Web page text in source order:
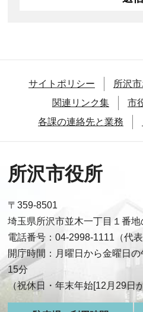
サイトポリシー
所沢
関連リンク集
市
各課の連絡先と業務
所沢市役所
〒359-8501
埼玉県所沢市並木一丁目１番地
電話番号：04-2998-1111（代表
開庁時間：月曜日から金曜日
15分
（祝休日・年末年始[12月29日